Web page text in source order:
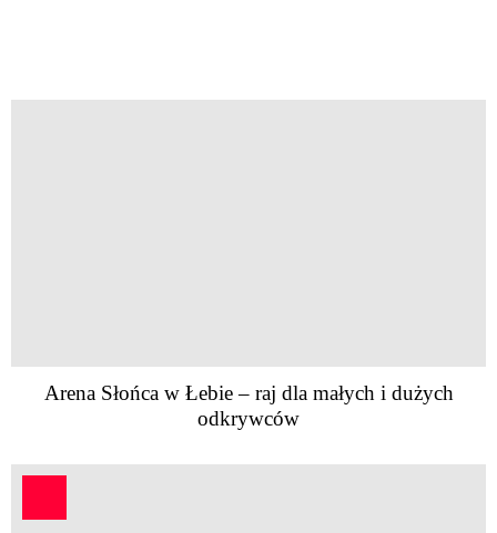
Arena Słońca w Łebie – raj dla małych i dużych
odkrywców